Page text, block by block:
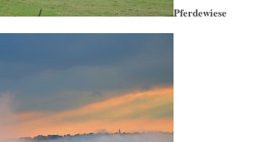
Pferdewiese